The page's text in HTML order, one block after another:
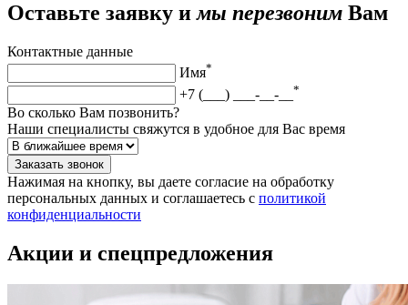
Оставьте заявку имы перезвоним Вам
Контактные данные
Имя*
+7 (___) ___-__-__ *
Во сколько Вам позвонить?
Наши специалисты свяжутся в удобное для Вас время
Заказать звонок
Нажимая на кнопку, вы даете согласие на обработку
персональных данных и соглашаетесь c политикой
конфиденциальности
Акции и спецпредложения